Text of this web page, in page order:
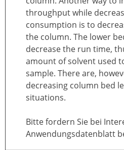
throughput while
consumption is to
the column. The lower
decrease the run time,
amount of solvent used
sample. There are,
decreasing column bed
situations.
Bitte fordern Sie bei
Anwendungsdatenblatt